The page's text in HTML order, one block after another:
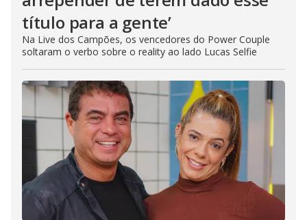
título para a gente’
Na Live dos Campões, os vencedores do Power Couple
soltaram o verbo sobre o reality ao lado Lucas Selfie